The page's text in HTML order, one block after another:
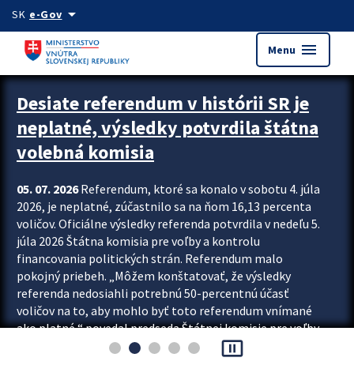
Preskocit na hlavný obsah
SK e-Govarrow_drop_down
Menu menu
Zastavit automatický posun upútavok
Desiate referendum v histórii SR je
neplatné, výsledky potvrdila štátna
volebná komisia
05. 07. 2026Referendum, ktoré sa konalo v sobotu 4. júla
2026, je neplatné, zúčastnilo sa na ňom 16,13 percenta
voličov. Oficiálne výsledky referenda potvrdila v nedeľu 5.
júla 2026 Štátna komisia pre voľby a kontrolu
financovania politických strán. Referendum malo
pokojný priebeh. „Môžem konštatovať, že výsledky
referenda nedosiahli potrebnú 50-percentnú účasť
voličov na to, aby mohlo byť toto referendum vnímané
ako platné,“ povedal predseda Štátnej komisie pre voľby
a kontrolu financovania politických...
pause_presentation